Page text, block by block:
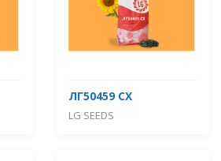
ЛГ50459 СХ
LG SEEDS